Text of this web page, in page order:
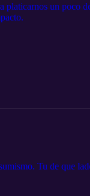
platicarnos un poco de
Tu de que lado